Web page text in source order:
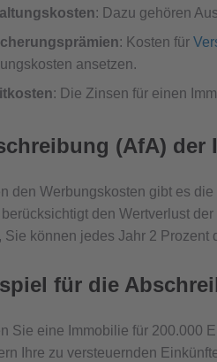
: Dazu gehören
: Kosten für
ansetzen.
: Die Zinsen für einen
(AfA) der
den Werbungskosten gibt es
berücksichtigt den Wertverlust
Sie können jedes Jahr 2
für die
Sie eine Immobilie für 200.000
Ihre zu versteuernden